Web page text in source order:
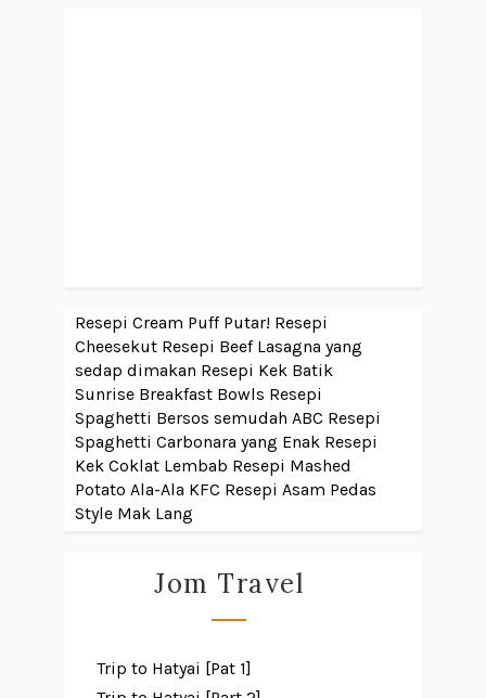
Resepi Cream Puff Putar! Resepi
Cheesekut Resepi Beef Lasagna yang
sedap dimakan Resepi Kek Batik
Sunrise Breakfast Bowls Resepi
Spaghetti Bersos semudah ABC Resepi
Spaghetti Carbonara yang Enak Resepi
Kek Coklat Lembab Resepi Mashed
Potato Ala-Ala KFC Resepi Asam Pedas
Style Mak Lang
Jom Travel
Trip to Hatyai [Pat 1]